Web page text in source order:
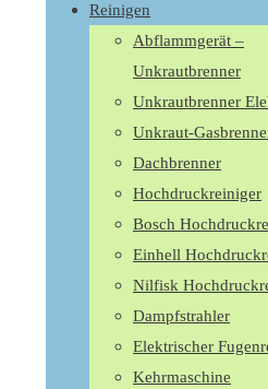
Reinigen
Abflammgerät –
Unkrautbrenner
Unkrautbrenner
Unkraut-
Dachbrenner
Hochdruckreiniger
Bosch
Einhell
Nilfisk
Dampfstrahler
Elektrischer
Kehrmaschine